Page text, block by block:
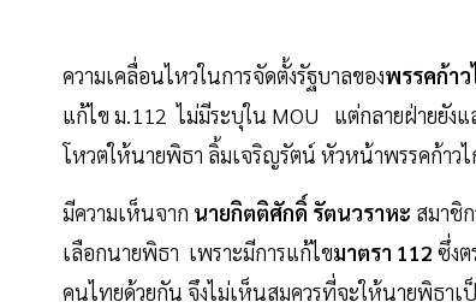
ความเคลื่อนไหวในการจัดตั้งรัฐบาลของพรรคก้าว
แก้ไข ม.112 ไม่มีระบุใน MOU แต่กลายฝ่ายยังแ
โหวตให้นายพิธา ลิ้มเจริญรัตน์ หัวหน้าพรรคก้าว
มีความเห็นจาก นายกิตติศักดิ์ รัตนวราหะ สมาชิ
เลือกนายพิธา เพราะมีการแก้ไขมาตรา 112 ซึ่ง
คนไทยด้วยกัน จึงไม่เห็นสมควรที่จะให้นายพิธาเ